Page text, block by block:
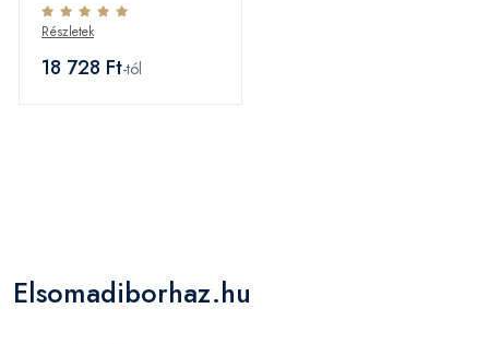
Részletek
18 728 Ft-tól
Elsomadiborhaz.hu